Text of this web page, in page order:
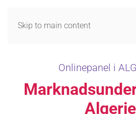
Skip to main content
Onlinepanel i